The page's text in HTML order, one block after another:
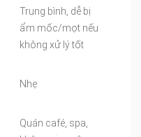
Trung bình, dễ bị
ẩm mốc/mọt nếu
không xử lý tốt
Nhẹ
Quán café, spa,